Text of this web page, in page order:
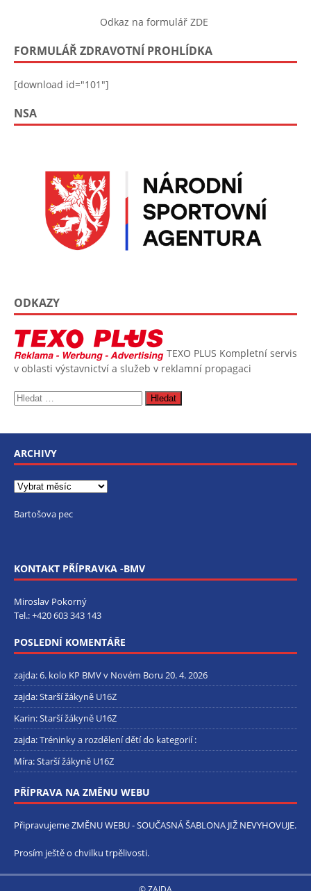
Odkaz na formulář ZDE
FORMULÁŘ ZDRAVOTNÍ PROHLÍDKA
[download id="101"]
NSA
ODKAZY
TEXO PLUS Kompletní servis
v oblasti výstavnictví a služeb v reklamní propagaci
ARCHIVY
Bartošova pec
KONTAKT PŘÍPRAVKA -BMV
Miroslav Pokorný
Tel.:+420 603 343 143
POSLEDNÍ KOMENTÁŘE
zajda:6. kolo KP BMV v Novém Boru 20. 4. 2026
zajda:Starší žákyně U16Z
Karin:Starší žákyně U16Z
zajda:Tréninky a rozdělení dětí do kategorií :
Míra:Starší žákyně U16Z
PŘÍPRAVA NA ZMĚNU WEBU
Připravujeme ZMĚNU WEBU - SOUČASNÁ ŠABLONA JIŽ NEVYHOVUJE.
Prosím ještě o chvilku trpělivosti.